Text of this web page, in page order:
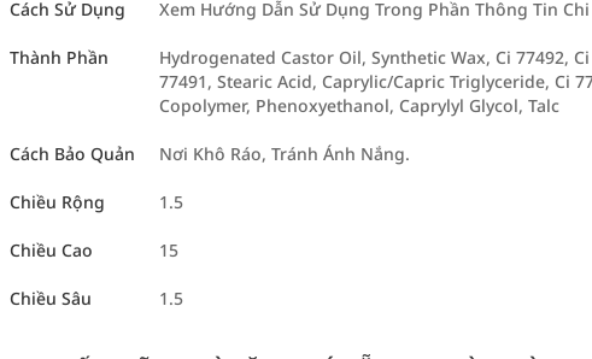
Cách Sử Dụng Xem Hướng Dẫn Sử Dụng Trong Phần Thông Tin Chi
Thành Phần
Hydrogenated Castor Oil, Synthetic Wax, Ci 77492,
77491, Stearic Acid, Caprylic/Capric Triglyceride, Ci
Copolymer, Phenoxyethanol, Caprylyl Glycol, Talc
Cách Bảo Quản Nơi Khô Ráo, Tránh Ánh Nắng.
Chiều Rộng 1.5
Chiều Cao 15
Chiều Sâu 1.5